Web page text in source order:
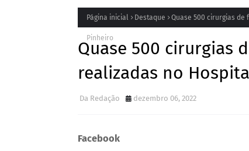
Página inicial Destaque Quase 500 cirurgias
Pinheiro
Quase 500 cirurgias
realizadas no
Da Redação dezembro 06, 2022
Facebook